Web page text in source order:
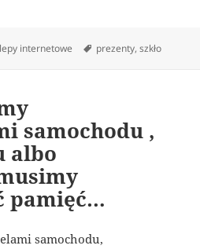
internetowe Tagi
prezenty,szkło
samochodu ,
albo
pamięć…
samochodu,